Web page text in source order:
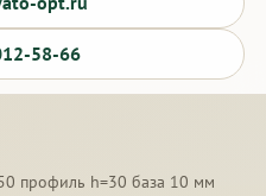
58-66
профиль h=30 база 10 мм